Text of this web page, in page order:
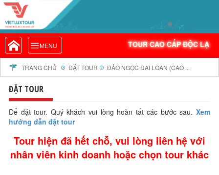
MENU TOUR CAO CẤP ĐỘC LẠ
VIETLUXTOUR.COM
TOUR CAO CẤP ĐỘC LẠ
TOUR TRONG NƯỚC
TOUR NƯỚC NGOÀI
TOUR KHỞI HÀNH TỪ HÀ NỘI
TOUR KHỞI HÀNH TỪ ĐÀ NẴNG
TOUR KHỞI HÀNH TỪ CẦN THƠ
TOUR ĐOÀN - M.I.C.E
TOUR COMBO
DỊCH VỤ
TRANG CHỦ ĐẶT TOUR ĐẢO NGỌC ĐÀI LOAN (CAO ...
ĐẶT TOUR
Để đặt tour. Quý khách vui lòng hoàn tất các bước sau.Xem
hướng dẫn đặt tour
Tour hiện đã hết chỗ, vui lòng liên hệ với
nhân viên kinh doanh hoặc chọn tour khác